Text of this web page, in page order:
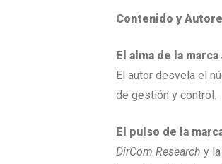
Contenido y
El alma de la marca
El autor desvela el
de gestión y control.
El pulso de la
DirCom Research y